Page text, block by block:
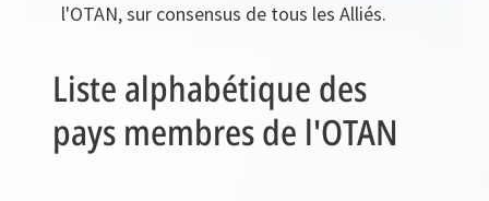
l'OTAN, sur consensus de tous les Alliés.
Liste alphabétique des
pays membres de l'OTAN